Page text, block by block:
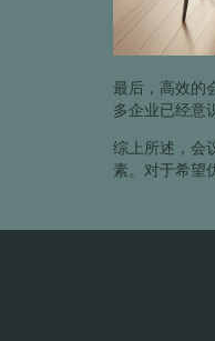
最后，高效的
多企业已经意
综上所述，会
素。对于希望